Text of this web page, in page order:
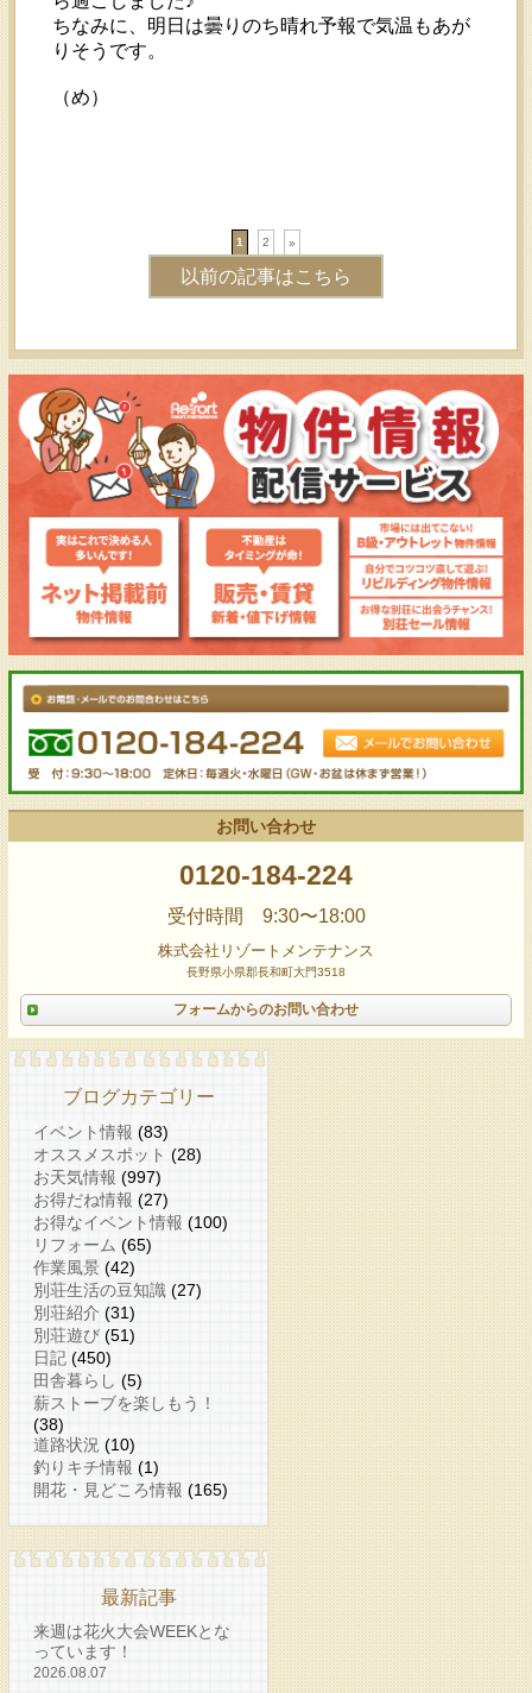
ちなみに、明日は曇りのち晴れ予報で気温もあが
りそうです。
（め）
1 2 »
以前の記事はこちら
お問い合わせ
0120-184-224
受付時間 9:30〜18:00
株式会社リゾートメンテナンス
長野県小県郡長和町大門3518
フォームからのお問い合わせ
ブログカテゴリー
イベント情報 (83)
オススメスポット (28)
お天気情報 (997)
お得だね情報 (27)
お得なイベント情報 (100)
リフォーム (65)
作業風景 (42)
別荘生活の豆知識 (27)
別荘紹介 (31)
別荘遊び (51)
日記 (450)
田舎暮らし (5)
薪ストーブを楽しもう！
(38)
道路状況 (10)
釣りキチ情報 (1)
開花・見どころ情報 (165)
最新記事
来週は花火大会WEEKとな
っています！
2026.08.07